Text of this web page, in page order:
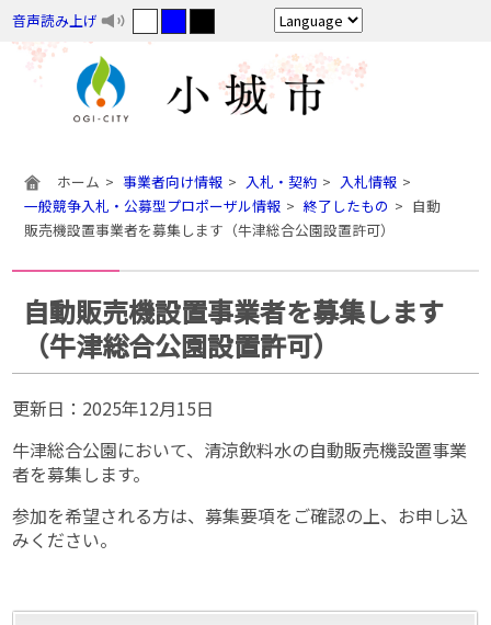
音声読み上げ
ホーム 事業者向け情報 入札・契約
入札情報
一般競争入札・公募型プロポーザル情報
終了したもの
自動
販売機設置事業者を募集します（牛津総合公園設置許可）
自動販売機設置事業者を募集します
（牛津総合公園設置許可）
更新日： 2025年12月15日
牛津総合公園において、清涼飲料水の自動販売機設置事業
者を募集します。
参加を希望される方は、募集要項をご確認の上、お申し込
みください。